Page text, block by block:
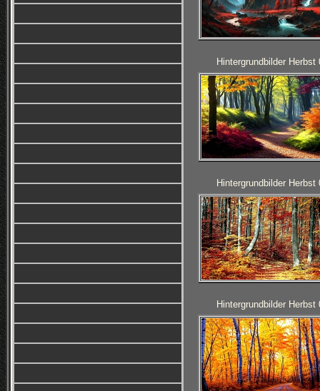
Hintergrundbilder Herbst
Hintergrundbilder Herbst
Hintergrundbilder Herbst